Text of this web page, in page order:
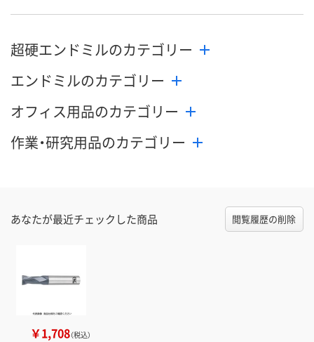
超硬エンドミルのカテゴリー
エンドミルのカテゴリー
オフィス用品のカテゴリー
作業・研究用品のカテゴリー
あなたが最近チェックした商品 閲覧履歴の削除
￥1,708（税込）